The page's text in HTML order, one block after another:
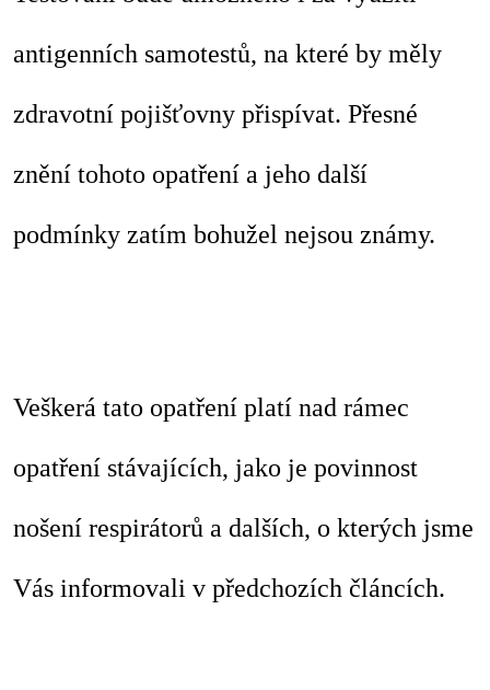
antigenních samotestů, na které by měly
zdravotní pojišťovny přispívat. Přesné
znění tohoto opatření a jeho další
podmínky zatím bohužel nejsou známy.
Veškerá tato opatření platí nad rámec
opatření stávajících, jako je povinnost
nošení respirátorů a dalších, o kterých jsme
Vás informovali v předchozích článcích.